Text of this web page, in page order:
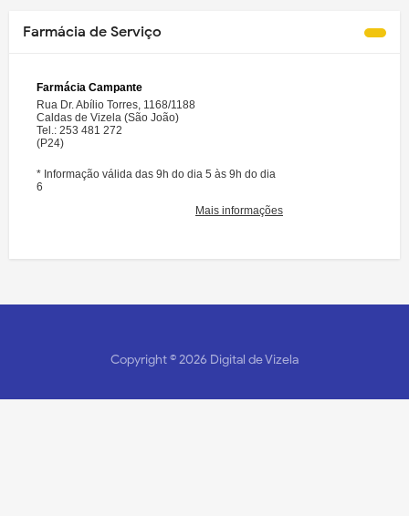
Farmácia de Serviço
Copyright ©2026 Digital de Vizela